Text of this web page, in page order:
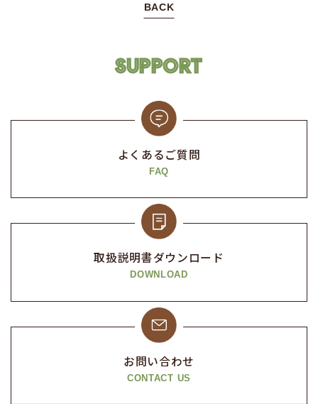
BACK
SUPPORT
よくあるご質問
FAQ
取扱説明書ダウンロード
DOWNLOAD
お問い合わせ
CONTACT US